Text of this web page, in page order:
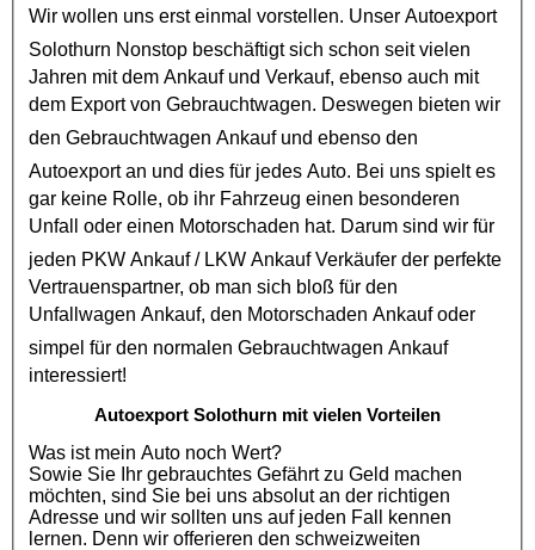
Wir wollen uns erst einmal vorstellen. Unser Autoexport
Solothurn Nonstop beschäftigt sich schon seit vielen
Jahren mit dem Ankauf und Verkauf, ebenso auch mit
dem Export von Gebrauchtwagen. Deswegen bieten wir
den Gebrauchtwagen Ankaufund ebenso den
Autoexportan und dies für jedes Auto. Bei uns spielt es
gar keine Rolle, ob ihr Fahrzeug einen besonderen
Unfall oder einen Motorschaden hat. Darum sind wir für
jeden PKW Ankauf/ LKW AnkaufVerkäufer der perfekte
Vertrauenspartner, ob man sich bloß für den
Unfallwagen Ankauf, den Motorschaden Ankaufoder
simpel für den normalen Gebrauchtwagen Ankauf
interessiert!
Autoexport Solothurn mit vielen Vorteilen
Was ist mein Auto noch Wert?
Sowie Sie Ihr gebrauchtes Gefährt zu Geld machen
möchten, sind Sie bei uns absolut an der richtigen
Adresse und wir sollten uns auf jeden Fall kennen
lernen. Denn wir offerieren den schweizweiten